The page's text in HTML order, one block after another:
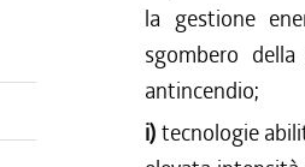
la gestione
sgombero
antincendio;
i) tecnologie